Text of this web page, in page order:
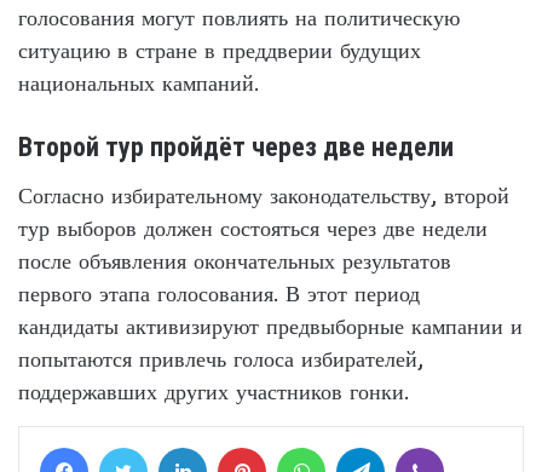
голосования могут повлиять на политическую
ситуацию в стране в преддверии будущих
национальных кампаний.
Второй тур пройдёт через две недели
Согласно избирательному законодательству, второй
тур выборов должен состояться через две недели
после объявления окончательных результатов
первого этапа голосования. В этот период
кандидаты активизируют предвыборные кампании и
попытаются привлечь голоса избирателей,
поддержавших других участников гонки.
FacebookTwitter LinkedIn Pinterest WhatsAppTelegram